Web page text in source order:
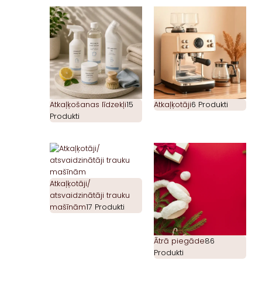
Atkaļķošanas līdzekļi15
Produkti
Atkaļķotāji6 Produkti
Atkaļķotāji/
atsvaidzinātāji trauku
mašīnām17 Produkti
Ātrā piegāde86
Produkti